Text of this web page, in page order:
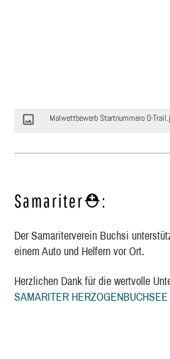
Malwettbewerb Startnummero O-
Samariter⛑:
Der Samariterverein Buchsi
einem Auto und Helfern vor Ort.
Herzlichen Dank für die wertvolle
SAMARITER